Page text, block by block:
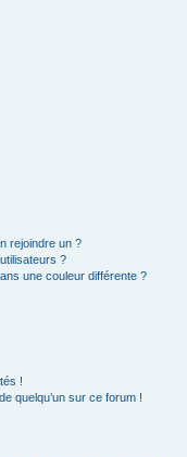
rejoindre un ?
?
une couleur différente ?
!
quelqu’un sur ce forum !